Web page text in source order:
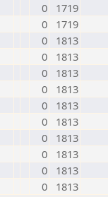
0
1719
0
1719
0
1813
0
1813
0
1813
0
1813
0
1813
0
1813
0
1813
0
1813
0
1813
0 1813